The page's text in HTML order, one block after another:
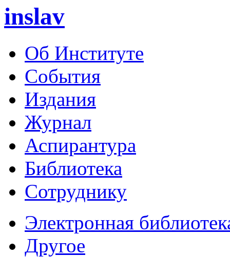
inslav
Об Институте
События
Издания
Журнал
Аспирантура
Библиотека
Сотруднику
Электронная
Другое